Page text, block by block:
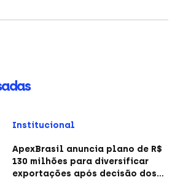
Institucional
ApexBrasil anuncia plano de R$
130 milhões para diversificar
exportações após decisão dos